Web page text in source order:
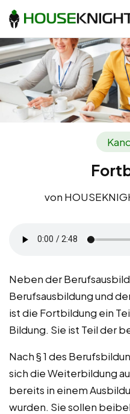
von
Neben der
Berufsausbildung und
ist die Fortbildung ein
Bildung. Sie ist Teil der
Nach § 1 des
sich die Weiterbildung
bereits in einem
wurden. Sie sollen